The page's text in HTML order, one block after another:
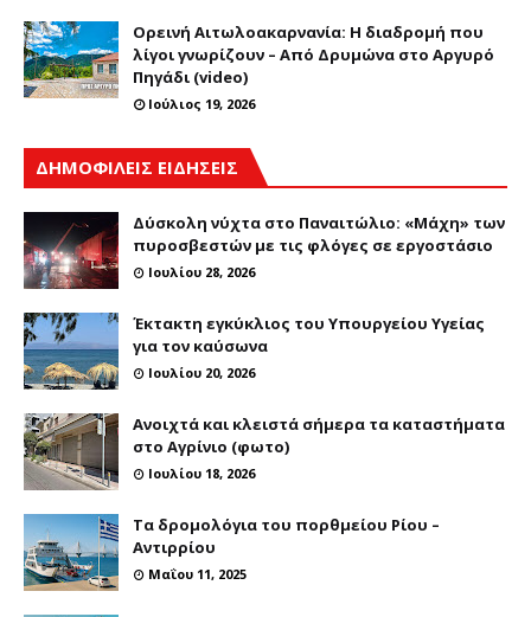
Ορεινή Αιτωλοακαρνανία: Η διαδρομή που
λίγοι γνωρίζουν – Από Δρυμώνα στο Αργυρό
Πηγάδι (video)
Ιούλιος 19, 2026
ΔΗΜΟΦΙΛΕΙΣ ΕΙΔΗΣΕΙΣ
Δύσκολη νύχτα στο Παναιτώλιο: «Μάχη» των
πυροσβεστών με τις φλόγες σε εργοστάσιο
Ιουλίου 28, 2026
Έκτακτη εγκύκλιος του Υπουργείου Υγείας
για τον καύσωνα
Ιουλίου 20, 2026
Ανοιχτά και κλειστά σήμερα τα καταστήματα
στο Αγρίνιο (φωτο)
Ιουλίου 18, 2026
Τα δρομολόγια του πορθμείου Ρίου –
Αντιρρίου
Μαΐου 11, 2025